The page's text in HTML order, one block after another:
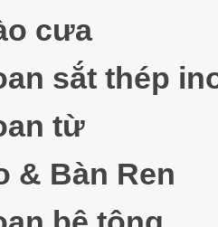
cưa
sắt thép
từ
& Bàn Ren